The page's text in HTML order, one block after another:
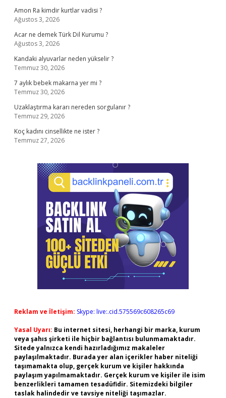
Amon Ra kimdir kurtlar vadisi ?
Ağustos 3, 2026
Acar ne demek Türk Dil Kurumu ?
Ağustos 3, 2026
Kandaki alyuvarlar neden yükselir ?
Temmuz 30, 2026
7 aylık bebek makarna yer mi ?
Temmuz 30, 2026
Uzaklaştırma kararı nereden sorgulanır ?
Temmuz 29, 2026
Koç kadını cinsellikte ne ister ?
Temmuz 27, 2026
Reklam ve İletişim: Skype: live:.cid.575569c608265c69
Yasal Uyarı: Bu internet sitesi, herhangi bir marka, kurum
veya şahıs şirketi ile hiçbir bağlantısı bulunmamaktadır.
Sitede yalnızca kendi hazırladığımız makaleler
paylaşılmaktadır. Burada yer alan içerikler haber niteliği
taşımamakta olup, gerçek kurum ve kişiler hakkında
paylaşım yapılmamaktadır. Gerçek kurum ve kişiler ile isim
benzerlikleri tamamen tesadüfidir. Sitemizdeki bilgiler
taslak halindedir ve tavsiye niteliği taşımazlar.